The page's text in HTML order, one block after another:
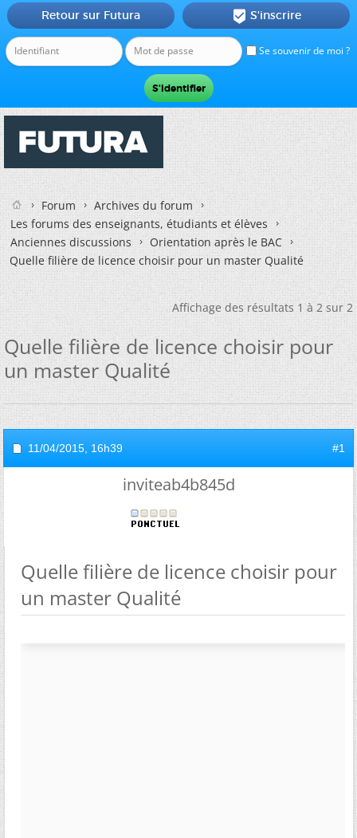
Se souvenir de moi ?
Retour sur Futura  S'inscrire
Forum
Archives du forum
Les forums des enseignants, étudiants et élèves
Anciennes discussions
Orientation après le BAC
Quelle filière de licence choisir pour un master Qualité
Affichage des résultats 1 à 2 sur 2
Quelle filière de licence choisir pour
un master Qualité
11/04/2015, 16h39 #1
inviteab4b845d
Quelle filière de licence choisir pour
un master Qualité